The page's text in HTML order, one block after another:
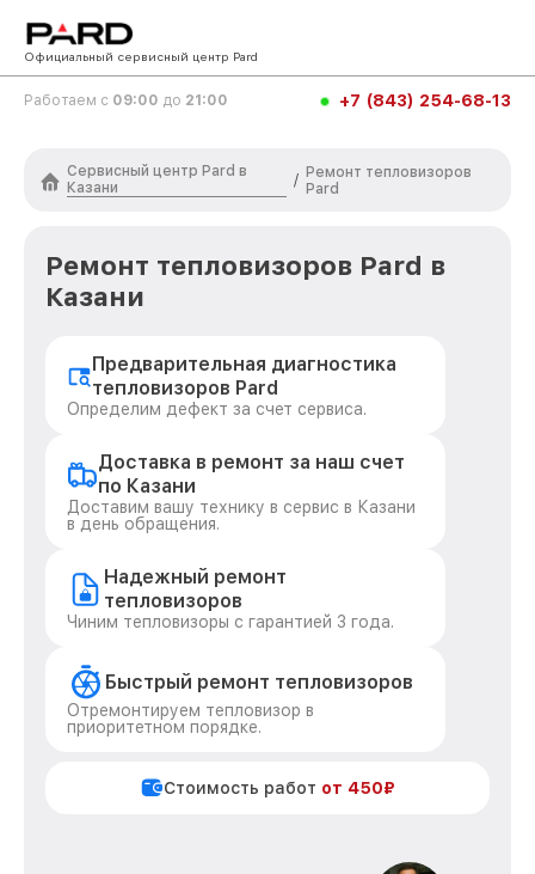
Официальный сервисный центр Pard
Работаем с 09:00 до 21:00 +7 (843) 254-68-13
Сервисный центр Pard в
Казани
/ Ремонт тепловизоров
Pard
Ремонт тепловизоров Pard в
Казани
Предварительная диагностика
тепловизоров Pard
Определим дефект за счет сервиса.
Доставка в ремонт за наш счет
по Казани
Доставим вашу технику в сервис в Казани
в день обращения.
Надежный ремонт
тепловизоров
Чиним тепловизоры с гарантией 3 года.
Быстрый ремонт тепловизоров
Отремонтируем тепловизор в
приоритетном порядке.
Стоимость работ от 450₽